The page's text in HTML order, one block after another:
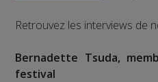
Retrouvez les interviews de
Bernadette Tsuda,
festival